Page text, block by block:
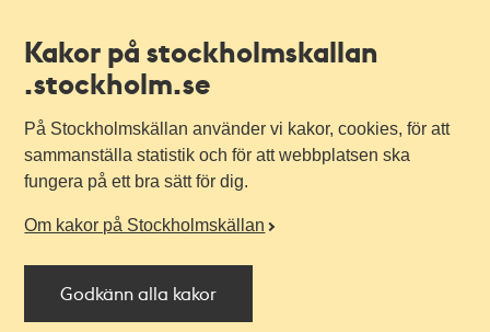
Kakor på stockholmskallan
.stockholm.se
På Stockholmskällan använder vi kakor, cookies, för att
sammanställa statistik och för att webbplatsen ska
fungera på ett bra sätt för dig.
Om kakor på Stockholmskällan
Godkänn alla kakor